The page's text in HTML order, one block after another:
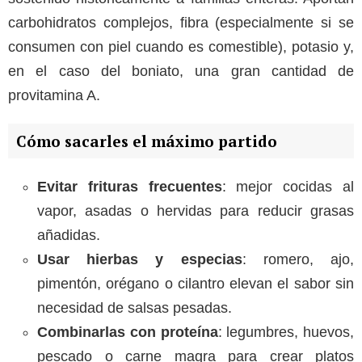
carbohidratos complejos, fibra (especialmente si se
consumen con piel cuando es comestible), potasio y,
en el caso del boniato, una gran cantidad de
provitamina A.
Cómo sacarles el máximo partido
Evitar frituras frecuentes: mejor cocidas al
vapor, asadas o hervidas para reducir grasas
añadidas.
Usar hierbas y especias: romero, ajo,
pimentón, orégano o cilantro elevan el sabor sin
necesidad de salsas pesadas.
Combinarlas con proteína: legumbres, huevos,
pescado o carne magra para crear platos